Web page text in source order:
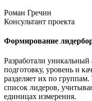
Роман Гречин
Консультант проекта
Формирование
Разработали
подготовку, уровень и
разделяет их по
список лидеров,
единицах измерения.